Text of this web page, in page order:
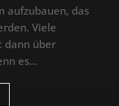
aufzubauen, das
Viele
dann über
es...